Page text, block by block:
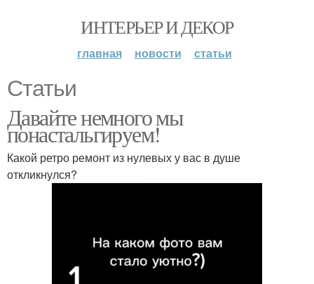
ИНТЕРЬЕР И ДЕКОР
главная новости статьи
Статьи
Давайте немного мы
понастальгируем!
Какой ретро ремонт из нулевых у вас в душе
откликнулся?